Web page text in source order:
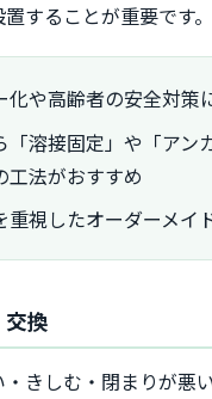
することが重要です。
化や高齢者の安全対策
「溶接固定」や「アン
工法がおすすめ
重視したオーダーメイ
交換
きしむ・閉まりが悪